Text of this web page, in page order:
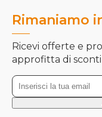
Rimaniamo
Ricevi offerte e
approfitta di